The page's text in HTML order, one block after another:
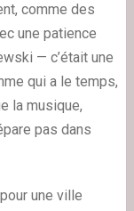
comme des
une patience
— c’était une
qui a le temps,
la musique,
pas dans
une ville